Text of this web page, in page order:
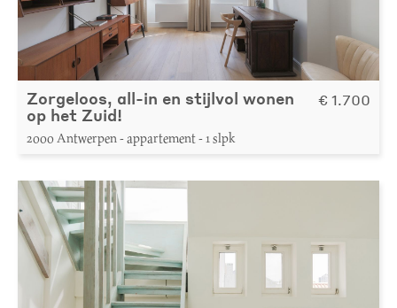
Zorgeloos, all-in en stijlvol wonen
op het Zuid!
2000 Antwerpen - appartement - 1 slpk
€ 1.700